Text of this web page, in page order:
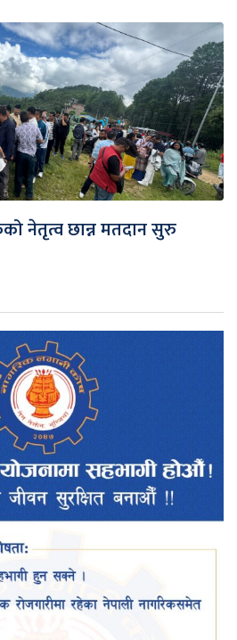
नेतृत्व छान्न मतदान सुरु